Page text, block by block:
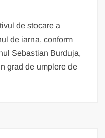
de stocare a
de iarna, conform
Sebastian Burduja,
grad de umplere de